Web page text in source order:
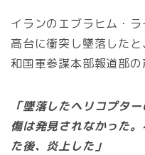
イランのエブラヒム・
高台に衝突し墜落した
和国軍参謀本部報道部の
「墜落したヘリコプタ
傷は発見されなかった
た後、炎上した」